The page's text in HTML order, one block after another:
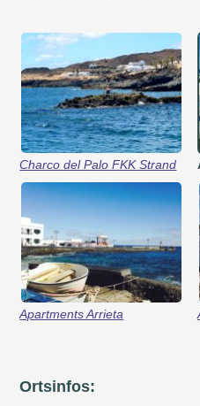
Charco del Palo FKK Strand
Apartments Arrieta
Ortsinfos: